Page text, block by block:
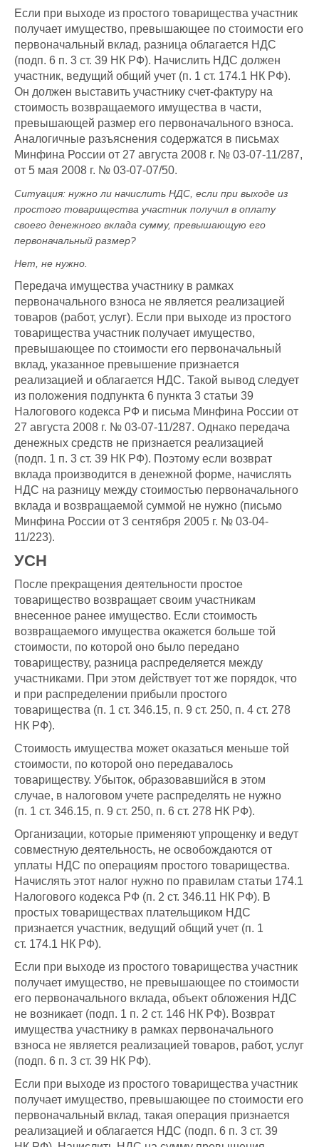
Если при выходе из простого товарищества участник
получает имущество, превышающее по стоимости его
первоначальный вклад, разница облагается НДС
(подп. 6 п. 3 ст. 39 НК РФ). Начислить НДС должен
участник, ведущий общий учет (п. 1 ст. 174.1 НК РФ).
Он должен выставить участнику счет-фактуру на
стоимость возвращаемого имущества в части,
превышающей размер его первоначального взноса.
Аналогичные разъяснения содержатся в письмах
Минфина России от 27 августа 2008 г. № 03-07-11/287,
от 5 мая 2008 г. № 03-07-07/50.
Ситуация: нужно ли начислить НДС, если при выходе из
простого товарищества участник получил в оплату
своего денежного вклада сумму, превышающую его
первоначальный размер?
Нет, не нужно.
Передача имущества участнику в рамках
первоначального взноса не является реализацией
товаров (работ, услуг). Если при выходе из простого
товарищества участник получает имущество,
превышающее по стоимости его первоначальный
вклад, указанное превышение признается
реализацией и облагается НДС. Такой вывод следует
из положения подпункта 6 пункта 3 статьи 39
Налогового кодекса РФ и письма Минфина России от
27 августа 2008 г. № 03-07-11/287. Однако передача
денежных средств не признается реализацией
(подп. 1 п. 3 ст. 39 НК РФ). Поэтому если возврат
вклада производится в денежной форме, начислять
НДС на разницу между стоимостью первоначального
вклада и возвращаемой суммой не нужно (письмо
Минфина России от 3 сентября 2005 г. № 03-04-
11/223).
УСН
После прекращения деятельности простое
товарищество возвращает своим участникам
внесенное ранее имущество. Если стоимость
возвращаемого имущества окажется больше той
стоимости, по которой оно было передано
товариществу, разница распределяется между
участниками. При этом действует тот же порядок, что
и при распределении прибыли простого
товарищества (п. 1 ст. 346.15, п. 9 ст. 250, п. 4 ст. 278
НК РФ).
Стоимость имущества может оказаться меньше той
стоимости, по которой оно передавалось
товариществу. Убыток, образовавшийся в этом
случае, в налоговом учете распределять не нужно
(п. 1 ст. 346.15, п. 9 ст. 250, п. 6 ст. 278 НК РФ).
Организации, которые применяют упрощенку и ведут
совместную деятельность, не освобождаются от
уплаты НДС по операциям простого товарищества.
Начислять этот налог нужно по правилам статьи 174.1
Налогового кодекса РФ (п. 2 ст. 346.11 НК РФ). В
простых товариществах плательщиком НДС
признается участник, ведущий общий учет (п. 1
ст. 174.1 НК РФ).
Если при выходе из простого товарищества участник
получает имущество, не превышающее по стоимости
его первоначального вклада, объект обложения НДС
не возникает (подп. 1 п. 2 ст. 146 НК РФ). Возврат
имущества участнику в рамках первоначального
взноса не является реализацией товаров, работ, услуг
(подп. 6 п. 3 ст. 39 НК РФ).
Если при выходе из простого товарищества участник
получает имущество, превышающее по стоимости его
первоначальный вклад, такая операция признается
реализацией и облагается НДС (подп. 6 п. 3 ст. 39